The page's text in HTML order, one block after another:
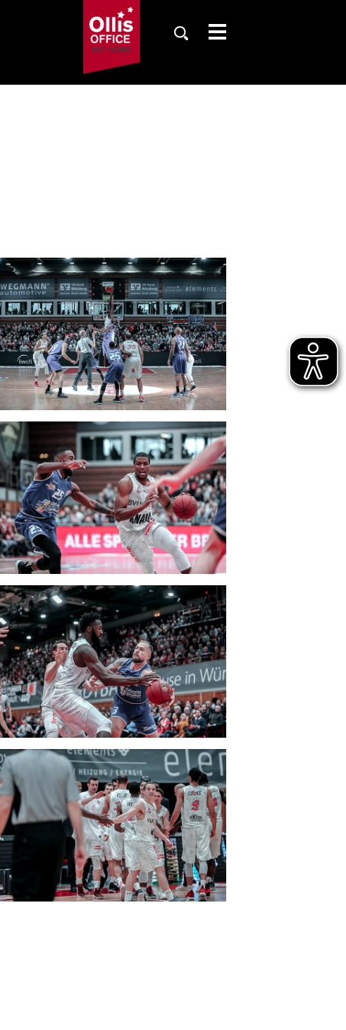
SAISON
FANZONE
CLUB
DANCERS
PARTNER
WÜRZBURG-BASKETS-DYN